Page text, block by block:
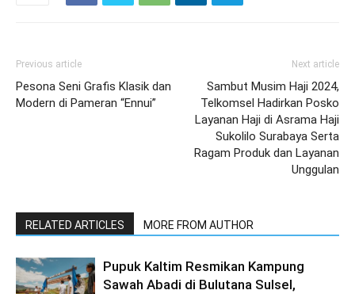
Previous article
Pesona Seni Grafis Klasik dan
Modern di Pameran “Ennui”
Next article
Sambut Musim Haji 2024,
Telkomsel Hadirkan Posko
Layanan Haji di Asrama Haji
Sukolilo Surabaya Serta
Ragam Produk dan Layanan
Unggulan
RELATED ARTICLES MORE FROM AUTHOR
Pupuk Kaltim Resmikan Kampung
Sawah Abadi di Bulutana Sulsel,